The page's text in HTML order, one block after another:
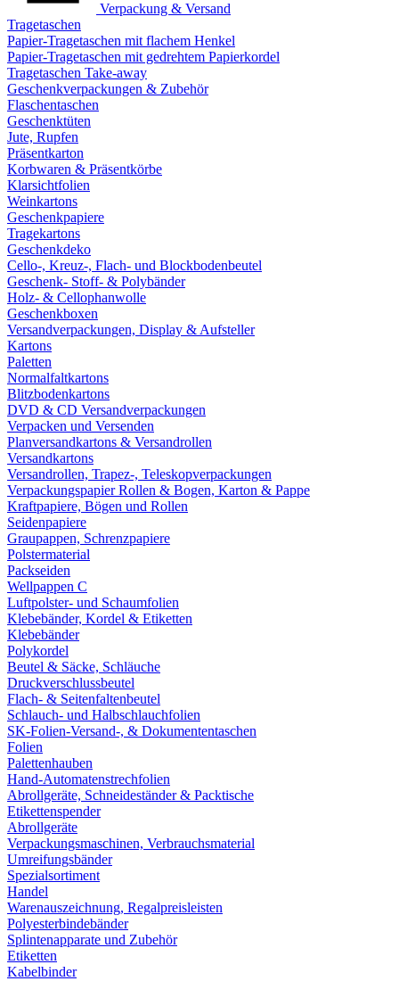
Verpackung & Versand
Tragetaschen
Papier-Tragetaschen mit flachem Henkel
Papier-Tragetaschen mit gedrehtem Papierkordel
Tragetaschen Take-away
Geschenkverpackungen & Zubehör
Flaschentaschen
Geschenktüten
Jute, Rupfen
Präsentkarton
Korbwaren & Präsentkörbe
Klarsichtfolien
Weinkartons
Geschenkpapiere
Tragekartons
Geschenkdeko
Cello-, Kreuz-, Flach- und Blockbodenbeutel
Geschenk- Stoff- & Polybänder
Holz- & Cellophanwolle
Geschenkboxen
Versandverpackungen, Display & Aufsteller
Kartons
Paletten
Normalfaltkartons
Blitzbodenkartons
DVD & CD Versandverpackungen
Verpacken und Versenden
Planversandkartons & Versandrollen
Versandkartons
Versandrollen, Trapez-, Teleskopverpackungen
Verpackungspapier Rollen & Bogen, Karton & Pappe
Kraftpapiere, Bögen und Rollen
Seidenpapiere
Graupappen, Schrenzpapiere
Polstermaterial
Packseiden
Wellpappen C
Luftpolster- und Schaumfolien
Klebebänder, Kordel & Etiketten
Klebebänder
Polykordel
Beutel & Säcke, Schläuche
Druckverschlussbeutel
Flach- & Seitenfaltenbeutel
Schlauch- und Halbschlauchfolien
SK-Folien-Versand-, & Dokumententaschen
Folien
Palettenhauben
Hand-Automatenstrechfolien
Abrollgeräte, Schneideständer & Packtische
Etikettenspender
Abrollgeräte
Verpackungsmaschinen, Verbrauchsmaterial
Umreifungsbänder
Spezialsortiment
Handel
Warenauszeichnung, Regalpreisleisten
Polyesterbindebänder
Splintenapparate und Zubehör
Etiketten
Kabelbinder